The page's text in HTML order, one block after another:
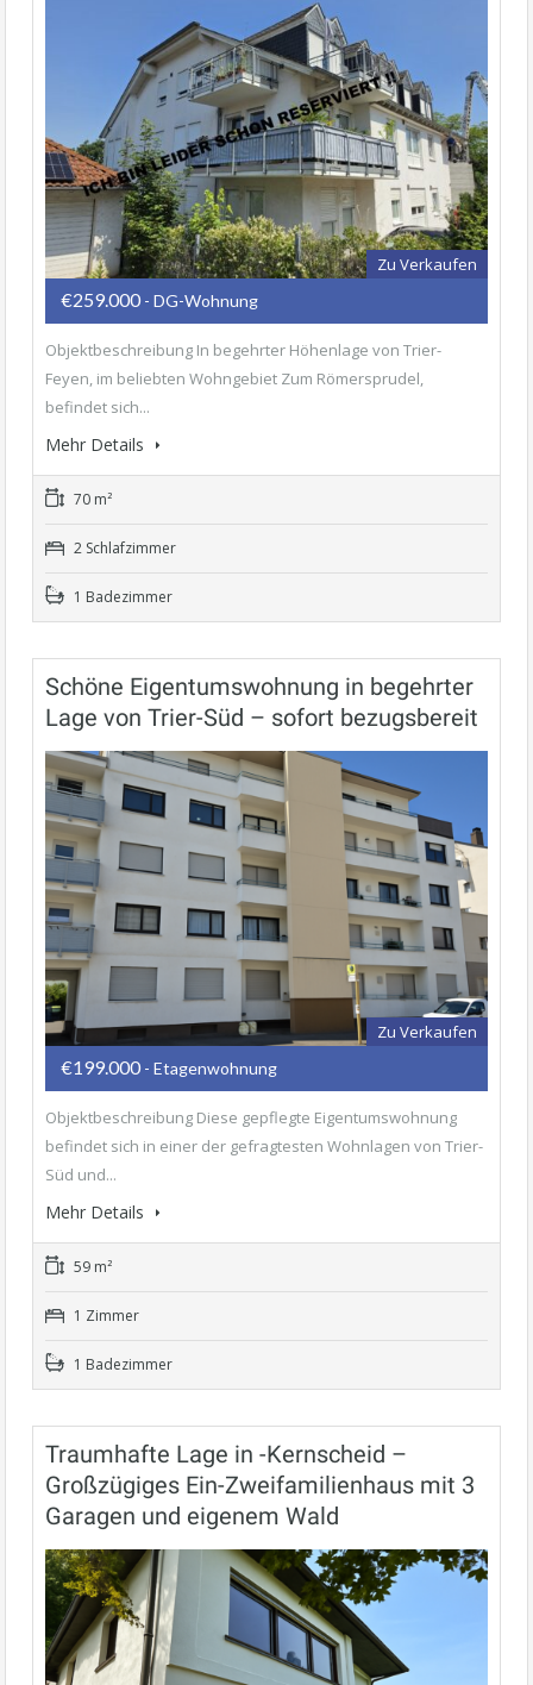
Zu Verkaufen
€259.000 - DG-Wohnung
Objektbeschreibung In begehrter Höhenlage von Trier-
Feyen, im beliebten Wohngebiet Zum Römersprudel,
befindet sich...
Mehr Details
70 m²
2 Schlafzimmer
1 Badezimmer
Schöne Eigentumswohnung in begehrter
Lage von Trier-Süd – sofort bezugsbereit
Zu Verkaufen
€199.000 - Etagenwohnung
Objektbeschreibung Diese gepflegte Eigentumswohnung
befindet sich in einer der gefragtesten Wohnlagen von Trier-
Süd und...
Mehr Details
59 m²
1 Zimmer
1 Badezimmer
Traumhafte Lage in -Kernscheid –
Großzügiges Ein-Zweifamilienhaus mit 3
Garagen und eigenem Wald